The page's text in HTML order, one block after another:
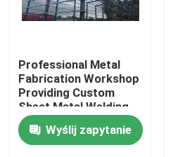
Do domu
Professional Metal
Fabrication Workshop
Providing Custom
Sheet Metal Welding
Cutting and Assembly
Solutions for
Industrial
Wyślij zapytanie